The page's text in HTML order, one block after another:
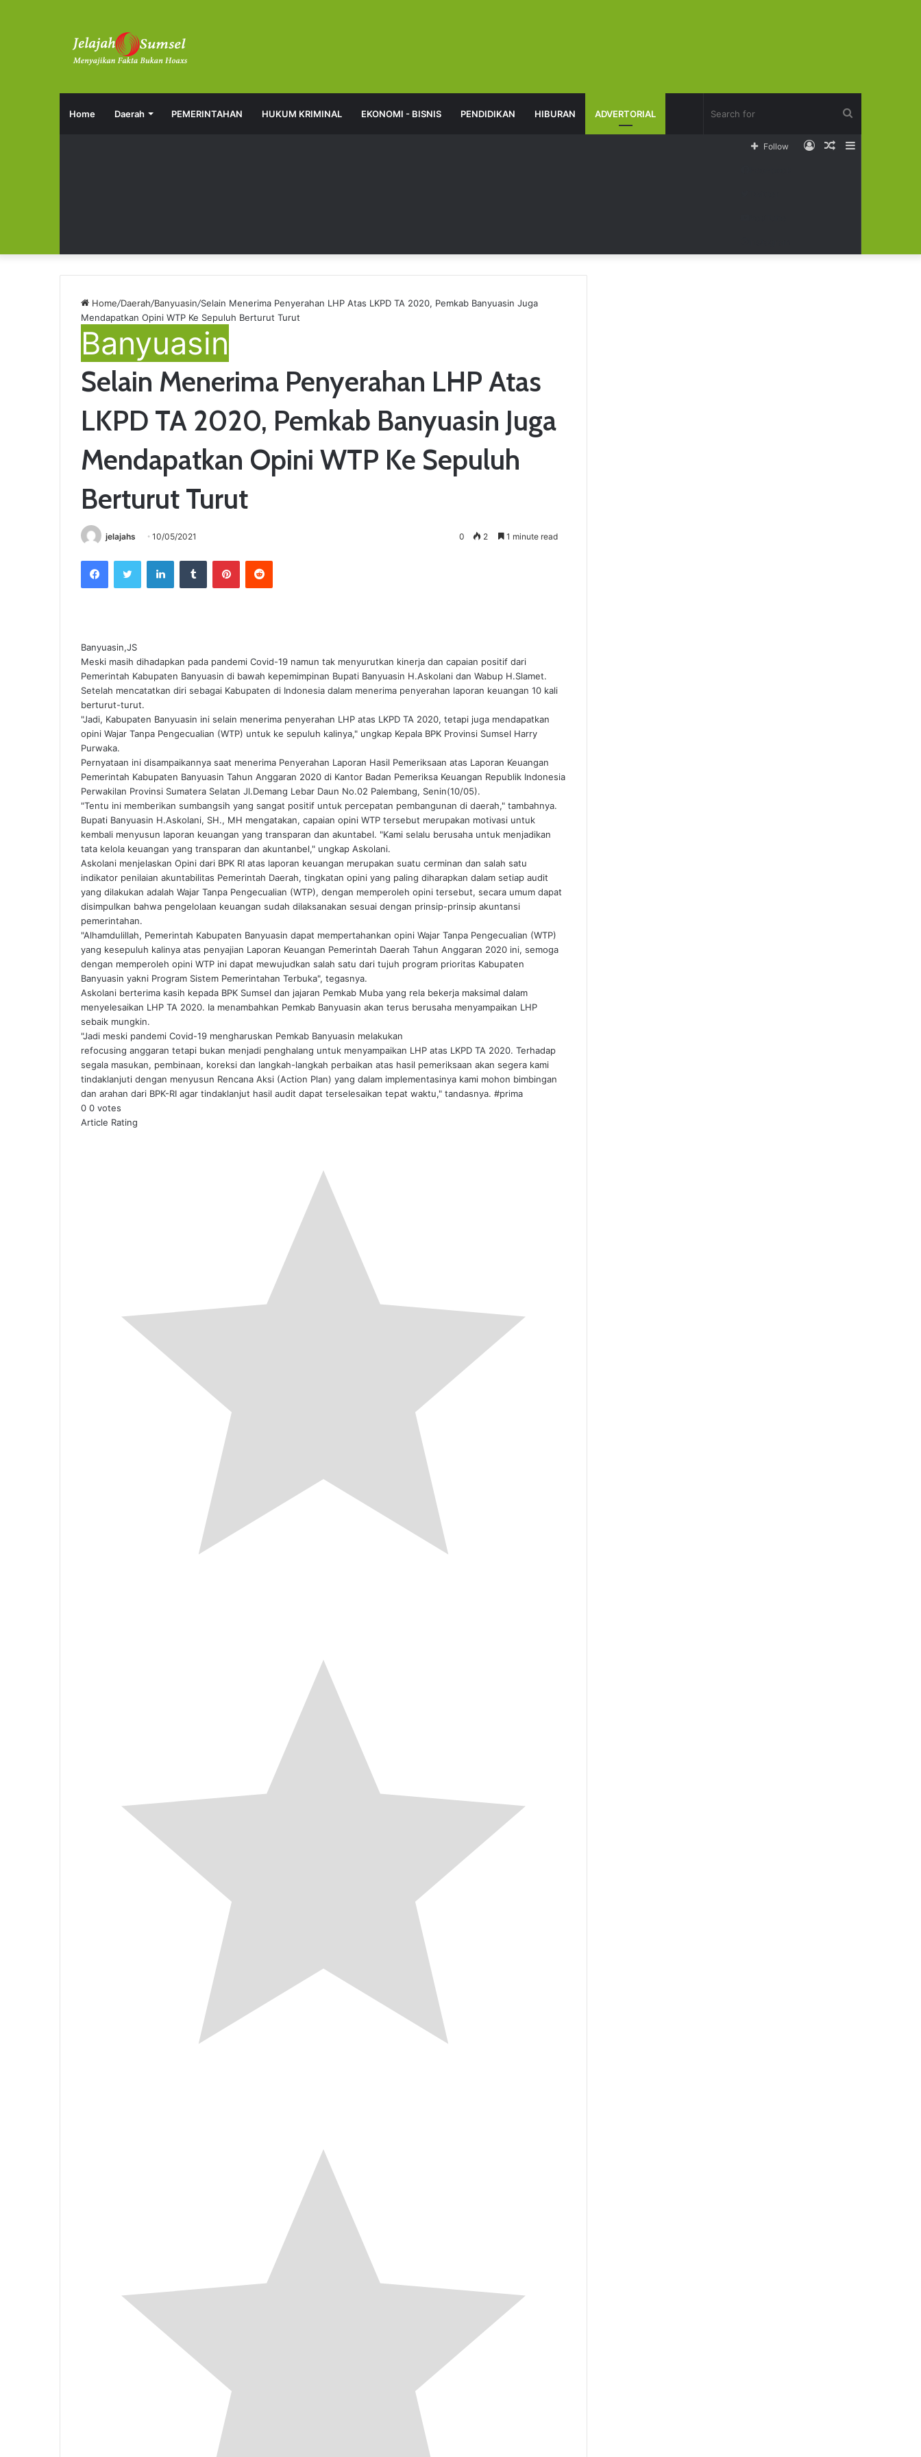
Home Daerah PEMERINTAHAN HUKUM KRIMINAL EKONOMI - BISNIS PENDIDIKAN HIBURAN ADVERTORIAL
Random
Log
Follow
Home/Daerah/Banyuasin/Selain Menerima Penyerahan LHP Atas LKPD TA 2020, Pemkab Banyuasin Juga
Mendapatkan Opini WTP Ke Sepuluh Berturut Turut
Banyuasin
Selain Menerima Penyerahan LHP Atas
LKPD TA 2020, Pemkab Banyuasin Juga
Mendapatkan Opini WTP Ke Sepuluh
Berturut Turut
jelajahs 10/05/2021 0 2 1 minute read
Banyuasin,JS
Meski masih dihadapkan pada pandemi Covid-19 namun tak menyurutkan kinerja dan capaian positif dari
Pemerintah Kabupaten Banyuasin di bawah kepemimpinan Bupati Banyuasin H.Askolani dan Wabup H.Slamet.
Setelah mencatatkan diri sebagai Kabupaten di Indonesia dalam menerima penyerahan laporan keuangan 10 kali
berturut-turut.
"Jadi, Kabupaten Banyuasin ini selain menerima penyerahan LHP atas LKPD TA 2020, tetapi juga mendapatkan
opini Wajar Tanpa Pengecualian (WTP) untuk ke sepuluh kalinya," ungkap Kepala BPK Provinsi Sumsel Harry
Purwaka.
Pernyataan ini disampaikannya saat menerima Penyerahan Laporan Hasil Pemeriksaan atas Laporan Keuangan
Pemerintah Kabupaten Banyuasin Tahun Anggaran 2020 di Kantor Badan Pemeriksa Keuangan Republik Indonesia
Perwakilan Provinsi Sumatera Selatan Jl.Demang Lebar Daun No.02 Palembang, Senin(10/05).
"Tentu ini memberikan sumbangsih yang sangat positif untuk percepatan pembangunan di daerah," tambahnya.
Bupati Banyuasin H.Askolani, SH., MH mengatakan, capaian opini WTP tersebut merupakan motivasi untuk
kembali menyusun laporan keuangan yang transparan dan akuntabel. "Kami selalu berusaha untuk menjadikan
tata kelola keuangan yang transparan dan akuntanbel," ungkap Askolani.
Askolani menjelaskan Opini dari BPK RI atas laporan keuangan merupakan suatu cerminan dan salah satu
indikator penilaian akuntabilitas Pemerintah Daerah, tingkatan opini yang paling diharapkan dalam setiap audit
yang dilakukan adalah Wajar Tanpa Pengecualian (WTP), dengan memperoleh opini tersebut, secara umum dapat
disimpulkan bahwa pengelolaan keuangan sudah dilaksanakan sesuai dengan prinsip-prinsip akuntansi
pemerintahan.
"Alhamdulillah, Pemerintah Kabupaten Banyuasin dapat mempertahankan opini Wajar Tanpa Pengecualian (WTP)
yang kesepuluh kalinya atas penyajian Laporan Keuangan Pemerintah Daerah Tahun Anggaran 2020 ini, semoga
dengan memperoleh opini WTP ini dapat mewujudkan salah satu dari tujuh program prioritas Kabupaten
Banyuasin yakni Program Sistem Pemerintahan Terbuka", tegasnya.
Askolani berterima kasih kepada BPK Sumsel dan jajaran Pemkab Muba yang rela bekerja maksimal dalam
menyelesaikan LHP TA 2020. Ia menambahkan Pemkab Banyuasin akan terus berusaha menyampaikan LHP
sebaik mungkin.
"Jadi meski pandemi Covid-19 mengharuskan Pemkab Banyuasin melakukan
refocusing anggaran tetapi bukan menjadi penghalang untuk menyampaikan LHP atas LKPD TA 2020. Terhadap
segala masukan, pembinaan, koreksi dan langkah-langkah perbaikan atas hasil pemeriksaan akan segera kami
tindaklanjuti dengan menyusun Rencana Aksi (Action Plan) yang dalam implementasinya kami mohon bimbingan
dan arahan dari BPK-RI agar tindaklanjut hasil audit dapat terselesaikan tepat waktu," tandasnya. #prima
0 0 votes
Article Rating